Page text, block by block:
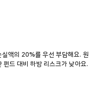
액의 20%를 우선 부담해요. 원
드 대비 하방 리스크가 낮아요.